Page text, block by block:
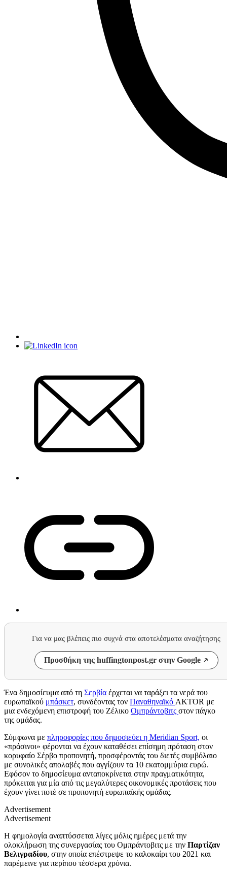
Για να μας βλέπεις πιο συχνά στα αποτελέσματα αναζήτησης
Προσθήκη της huffingtonpost.gr στην Google
Ένα δημοσίευμα από τη Σερβία έρχεται να ταράξει τα νερά του
ευρωπαϊκού μπάσκετ, συνδέοντας τον Παναθηναϊκό AKTOR με
μια ενδεχόμενη επιστροφή του Ζέλικο Ομπράντοβιτς στον πάγκο
της ομάδας.
Σύμφωνα με πληροφορίες που δημοσιεύει η Meridian Sport, οι
«πράσινοι» φέρονται να έχουν καταθέσει επίσημη πρόταση στον
κορυφαίο Σέρβο προπονητή, προσφέροντάς του διετές συμβόλαιο
με συνολικές απολαβές που αγγίζουν τα 10 εκατομμύρια ευρώ.
Εφόσον το δημοσίευμα ανταποκρίνεται στην πραγματικότητα,
πρόκειται για μία από τις μεγαλύτερες οικονομικές προτάσεις που
έχουν γίνει ποτέ σε προπονητή ευρωπαϊκής ομάδας.
Advertisement
Advertisement
Η φημολογία αναπτύσσεται λίγες μόλις ημέρες μετά την
ολοκλήρωση της συνεργασίας του Ομπράντοβιτς με την Παρτίζαν
Βελιγραδίου, στην οποία επέστρεψε το καλοκαίρι του 2021 και
παρέμεινε για περίπου τέσσερα χρόνια.